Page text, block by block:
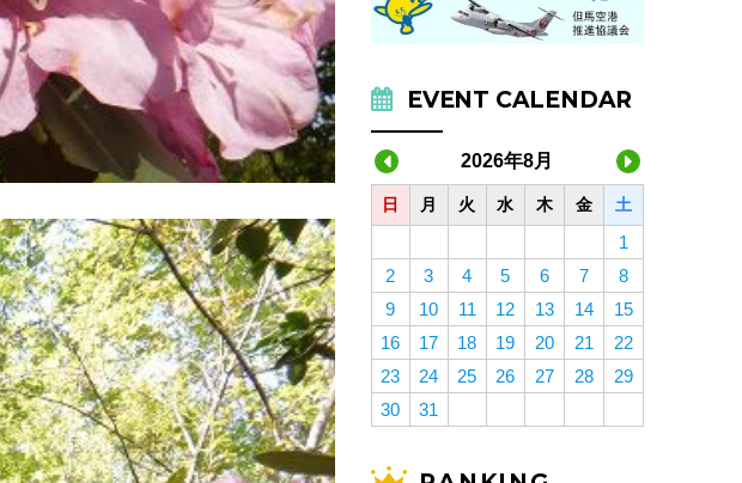
EVENT CALENDAR
2026年8月
日 月 火 水 木 金 土
1
2
3 4 5 6 7
8
9
10 11 12 13 14
15
16
17 18 19 20 21
22
23
24 25 26 27 28
29
30
31